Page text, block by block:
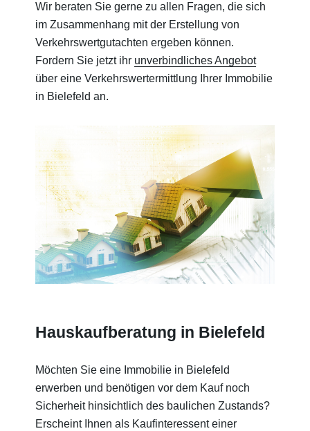
Wir beraten Sie gerne zu allen Fragen, die sich
im Zusammenhang mit der Erstellung von
Verkehrswertgutachten ergeben können.
Fordern Sie jetzt ihr unverbindliches Angebot
über eine Verkehrswertermittlung Ihrer Immobilie
in Bielefeld an.
Hauskaufberatung in Bielefeld
Möchten Sie eine Immobilie in Bielefeld
erwerben und benötigen vor dem Kauf noch
Sicherheit hinsichtlich des baulichen Zustands?
Erscheint Ihnen als Kaufinteressent einer